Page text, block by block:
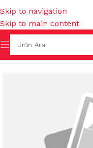
Skip to navigation
Skip to main content
Sayfa